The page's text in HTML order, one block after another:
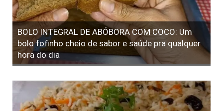
BOLO INTEGRAL DE ABÓBORA COM COCO: Um
bolo fofinho cheio de sabor e saúde pra qualquer
hora do dia